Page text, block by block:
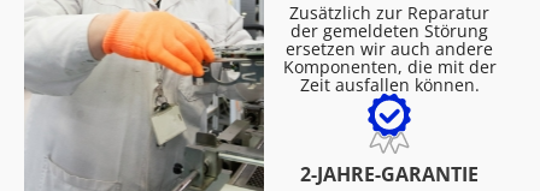
Zusätzlich zur Reparatur
der gemeldeten Störung
ersetzen wir auch andere
Komponenten, die mit der
Zeit ausfallen können.
2-JAHRE-GARANTIE